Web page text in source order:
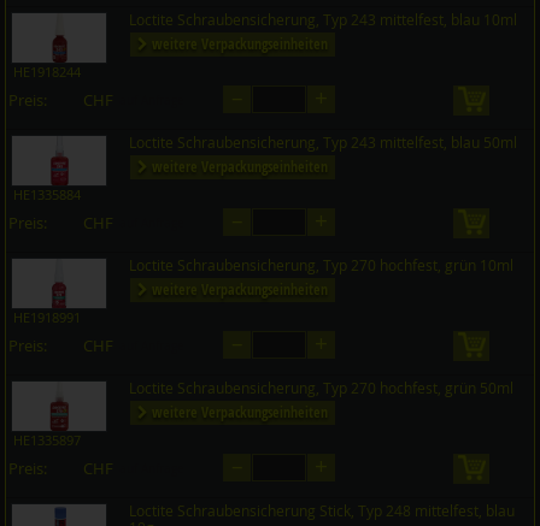
HE1918244
Loctite Schraubensicherung, Typ 243 mittelfest, blau 10ml
weitere Verpackungseinheiten
Preis: CHF
HE1335884
Loctite Schraubensicherung, Typ 243 mittelfest, blau 50ml
weitere Verpackungseinheiten
Preis: CHF
HE1918991
Loctite Schraubensicherung, Typ 270 hochfest, grün 10ml
weitere Verpackungseinheiten
Preis: CHF
HE1335897
Loctite Schraubensicherung, Typ 270 hochfest, grün 50ml
weitere Verpackungseinheiten
Preis: CHF
Loctite Schraubensicherung Stick, Typ 248 mittelfest, blau